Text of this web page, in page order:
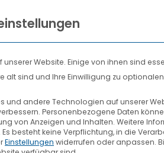
AKTUELLES VTL
unserer Website. Einige von ihnen sind
alt sind und Ihre Einwilligung zu
und andere Technologien auf unserer
Personenbezogene Daten
von Anzeigen und Inhalten. Weitere
Es besteht keine Verpflichtung, in die
Einstellungen widerrufen oder anpassen.